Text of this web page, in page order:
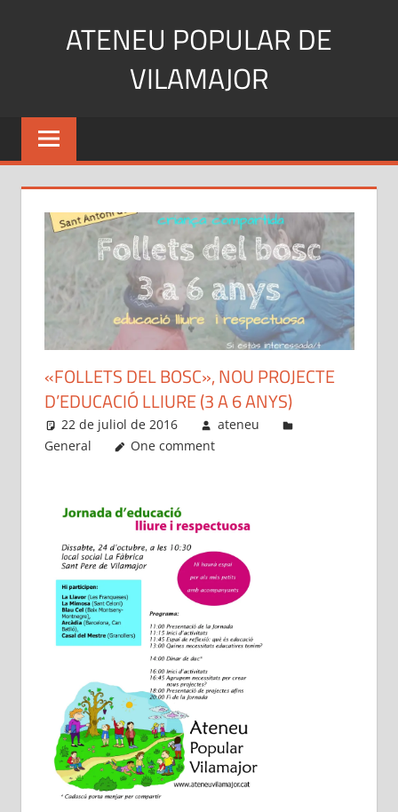
ATENEU POPULAR DE
VILAMAJOR
«FOLLETS DEL BOSC», NOU PROJECTE
D’EDUCACIÓ LLIURE (3 A 6 ANYS)
22 de juliol de 2016
ateneu
General
One comment